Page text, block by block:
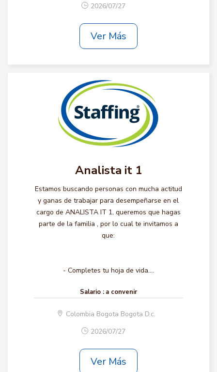
2026/07/27
Ver Más
Analista it 1
Estamos buscando personas con mucha actitud
y ganas de trabajar para desempeñarse en el
cargo de ANALISTA IT 1, queremos que hagas
parte de la familia , por lo cual te invitamos a
que:
- Completes tu hoja de vida....
Salario : a convenir
Colombia Bogota Bogota D.c.
2026/07/27
Ver Más